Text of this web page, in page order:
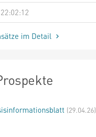
im Detail
(29.04.26)